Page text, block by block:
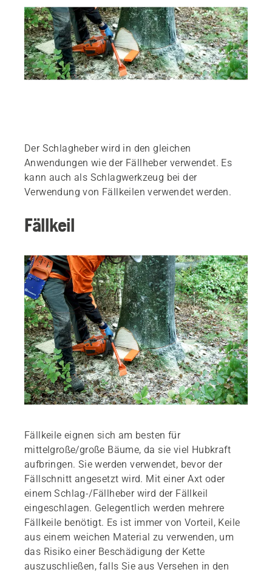
Der Schlagheber wird in den gleichen
Anwendungen wie der Fällheber verwendet. Es
kann auch als Schlagwerkzeug bei der
Verwendung von Fällkeilen verwendet werden.
Fällkeil
Fällkeile eignen sich am besten für
mittelgroße/große Bäume, da sie viel Hubkraft
aufbringen. Sie werden verwendet, bevor der
Fällschnitt angesetzt wird. Mit einer Axt oder
einem Schlag-/Fällheber wird der Fällkeil
eingeschlagen. Gelegentlich werden mehrere
Fällkeile benötigt. Es ist immer von Vorteil, Keile
aus einem weichen Material zu verwenden, um
das Risiko einer Beschädigung der Kette
auszuschließen, falls Sie aus Versehen in den